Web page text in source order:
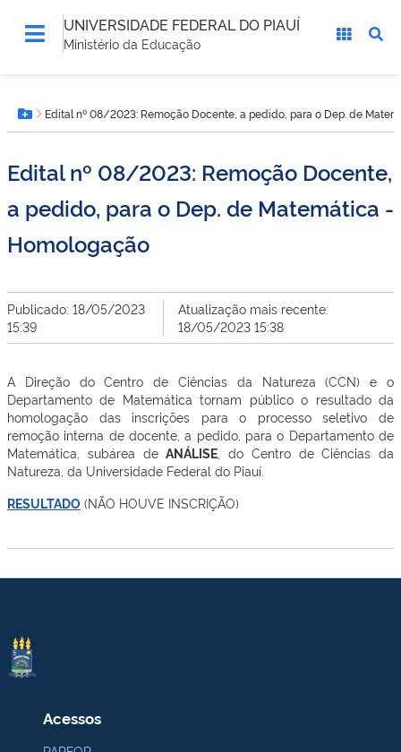
UNIVERSIDADE FEDERAL DO PIAUÍ
Ministério da Educação
está
aqui:Botão Menu
Edital nº 08/2023: Remoção Docente, a pedido, para o Dep. de
Edital nº 08/2023: Remoção Docente,
a pedido, para o Dep. de Matemática -
Homologação
Publicado: 18/05/2023
15:39
Atualização mais recente:
18/05/2023 15:38
A Direção do Centro de Ciências da Natureza (CCN) e o
Departamento de Matemática tornam público o resultado da
homologação das inscrições para o processo seletivo de
remoção interna de docente, a pedido, para o Departamento de
Matemática, subárea deANÁLISE , do Centro de Ciências da
Natureza, da Universidade Federal do Piauí.
RESULTADO (NÃO HOUVE INSCRIÇÃO)
Acessos